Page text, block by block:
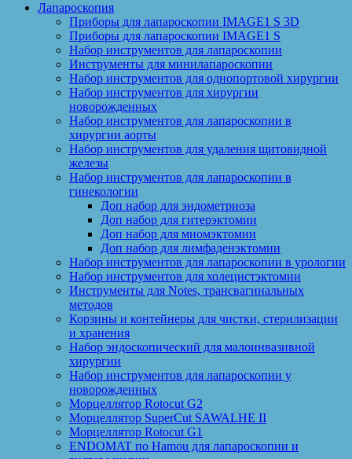
Лапароскопия
Приборы для лапароскопии IMAGE1 S 3D
Приборы для лапароскопии IMAGE1 S
Набор инструментов для лапароскопии
Инструменты для минилапароскопии
Набор инструментов для однопортовой хирургии
Набор инструментов для хирургии
новорожденных
Набор инструментов для лапароскопии в
хирургии аорты
Набор инструментов для удаления щитовидной
железы
Набор инструментов для лапароскопии в
гинекологии
Доп набор для эндометриоза
Доп набор для гитерэктомии
Доп набор для миомэктомии
Доп набор для лимфаденэктомии
Набор инструментов для лапароскопии в урологии
Набор инструментов для холецистэктомии
Инструменты для Notes, трансвагинальных
методов
Корзины и контейнеры для чистки, стерилизации
и хранения
Набор эндоскопический для малоинвазивной
хирургии
Набор инструментов для лапароскопии у
новорожденных
Морцеллятор Rotocut G2
Морцеллятор SuperCut SAWALHE II
Морцеллятор Rotocut G1
ENDOMAT по Hamou для лапароскопии и